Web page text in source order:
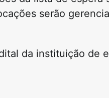
serão
da instituição de